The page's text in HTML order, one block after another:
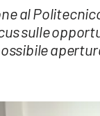
al
sulle